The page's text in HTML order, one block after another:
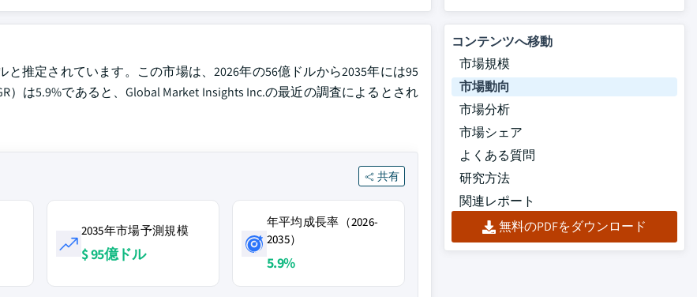
推定されています。この市場は、2026年の56億ドルから2035年には95
は5.9%であると、Global Market Insights Inc.の最近の調査によるとされ
共有
2035年市場予測規模
$ 95億ドル
年平均成長率（2026-
2035）
5.9%
コンテンツへ移動
市場規模
市場動向
市場分析
市場シェア
よくある質問
研究方法
関連レポート
無料のPDFをダウンロード